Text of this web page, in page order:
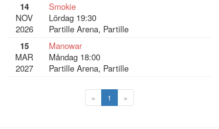
14
NOV
2026
Smokie
Lördag 19:30
Partille Arena, Partille
15
MAR
2027
Manowar
Måndag 18:00
Partille Arena, Partille
« 1 »